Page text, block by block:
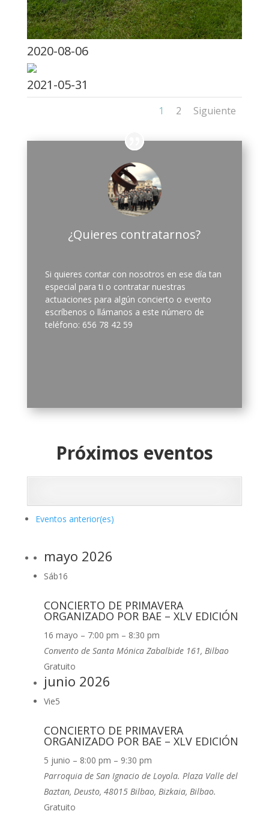
2020-08-06
2021-05-31
1 2 Siguiente
¿Quieres contratarnos?
Si quieres contar con nosotros en ese día tan
especial para ti o contratar nuestras
actuaciones para algún concierto o evento
escríbenos o llámanos a este número de
teléfono: 656 78 42 59
Próximos eventos
Eventos anterior(es)
mayo 2026
Sáb16
CONCIERTO DE PRIMAVERA
ORGANIZADO POR BAE – XLV EDICIÓN
16 mayo – 7:00 pm – 8:30 pm
Convento de Santa Mónica Zabalbide 161, Bilbao
Gratuito
junio 2026
Vie5
CONCIERTO DE PRIMAVERA
ORGANIZADO POR BAE – XLV EDICIÓN
5 junio – 8:00 pm – 9:30 pm
Parroquia de San Ignacio de Loyola. Plaza Valle del
Baztan, Deusto, 48015 Bilbao, Bizkaia, Bilbao.
Gratuito